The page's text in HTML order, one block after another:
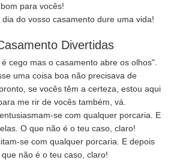
para vocês!
do vosso casamento dure uma vida!
Divertidas
cego mas o casamento abre os olhos".
uma coisa boa não precisava de
se vocês têm a certeza, estou aqui
me rir de vocês também, vá.
se com qualquer porcaria. E
O que não é o teu caso, claro!
se com qualquer porcaria. E depois
não é o teu caso, claro!